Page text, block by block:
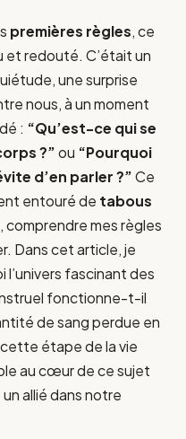
premières règles, ce
redouté. C’était un
une surprise
nous, à un moment
: “Qu’est-ce qui se
?”ou “Pourquoi
d’en parler ?”Ce
entouré de tabous
mes règles
Dans cet article, je
l’univers fascinant des
fonctionne-t-il
de sang perdue en
étape de la vie
au cœur de ce sujet
allié dans notre